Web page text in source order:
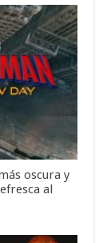
oscura y
al